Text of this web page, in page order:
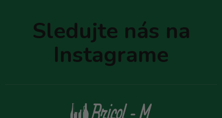
Sledujte nás na
Instagrame